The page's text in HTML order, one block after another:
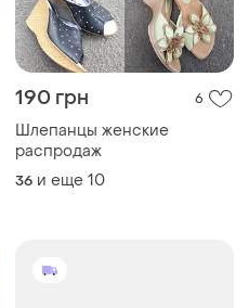
190 грн 6
Шлепанцы женские
распродаж
36 и еще 10